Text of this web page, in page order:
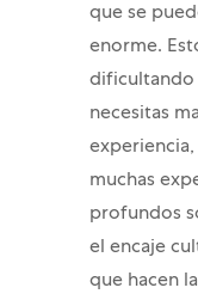
que se
enorme.
dificultando
necesitas
experiencia,
muchas
profundos
el encaje
que hacen